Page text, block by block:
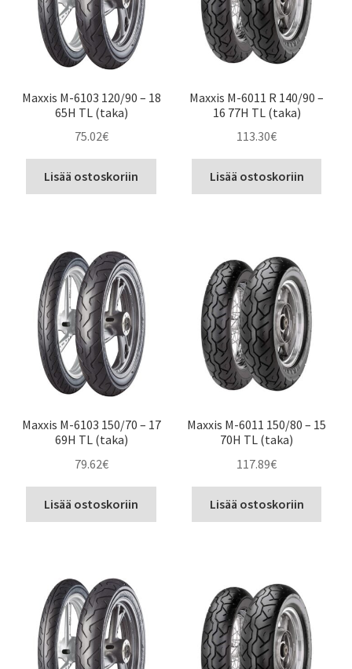
Maxxis M-6103 120/90 – 18
65H TL (taka)
75.02€
Lisää ostoskoriin
Maxxis M-6011 R 140/90 –
16 77H TL (taka)
113.30€
Lisää ostoskoriin
Maxxis M-6103 150/70 – 17
69H TL (taka)
79.62€
Lisää ostoskoriin
Maxxis M-6011 150/80 – 15
70H TL (taka)
117.89€
Lisää ostoskoriin